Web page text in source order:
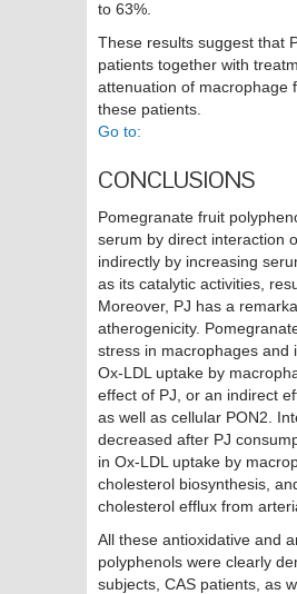
to 63%.
These results suggest that
patients together with
attenuation of macrophage
these patients.
Go to:
CONCLUSIONS
Pomegranate fruit
serum by direct interaction
indirectly by increasing
as its catalytic activities,
Moreover, PJ has a
atherogenicity.
stress in macrophages and
Ox-LDL uptake by
effect of PJ, or an indirect
as well as cellular PON2.
decreased after PJ
in Ox-LDL uptake by
cholesterol biosynthesis,
cholesterol efflux from
All these antioxidative and
polyphenols were clearly
subjects, CAS patients, as